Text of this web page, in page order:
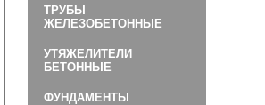
ТРУБЫ
ЖЕЛЕЗОБЕТОННЫЕ
УТЯЖЕЛИТЕЛИ
БЕТОННЫЕ
ФУНДАМЕНТЫ